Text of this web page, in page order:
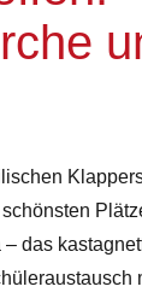
das